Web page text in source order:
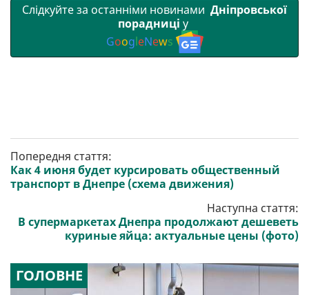
Слідкуйте за останніми новинами Дніпровської
порадниці у
GoogleNews
Попередня стаття:
Как 4 июня будет курсировать общественный
транспорт в Днепре (схема движения)
Наступна стаття:
В супермаркетах Днепра продолжают дешеветь
куриные яйца: актуальные цены (фото)
ГОЛОВНЕ